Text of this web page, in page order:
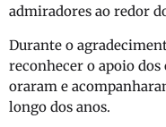
admiradores ao redor
Durante o
reconhecer o apoio dos
oraram e
longo dos anos.